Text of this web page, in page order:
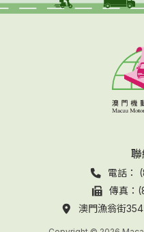
聯
電話：
傳真：
澳門漁翁街